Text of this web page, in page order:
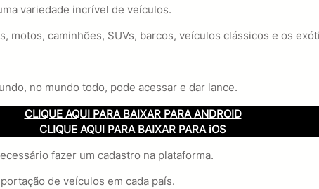
variedade incrível de veículos.
motos, caminhões, SUVs, barcos, veículos clássicos e os
no mundo todo, pode acessar e dar lance.
CLIQUE AQUI PARA BAIXAR PARA ANDROID
CLIQUE AQUI PARA BAIXAR PARA iOS
fazer um cadastro na plataforma.
de veículos em cada país.